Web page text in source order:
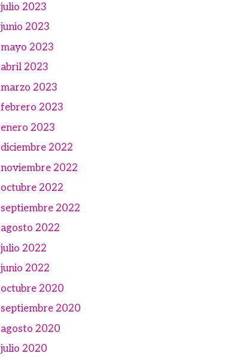
julio 2023
junio 2023
mayo 2023
abril 2023
marzo 2023
febrero 2023
enero 2023
diciembre 2022
noviembre 2022
octubre 2022
septiembre 2022
agosto 2022
julio 2022
junio 2022
octubre 2020
septiembre 2020
agosto 2020
julio 2020